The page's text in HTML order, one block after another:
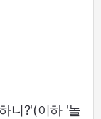
니?'(이하 '놀